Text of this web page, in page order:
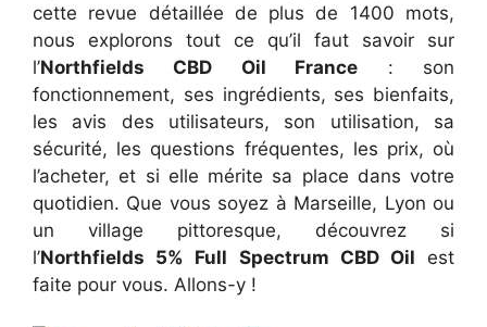
cette revue détaillée de plus de 1400 mots,
nous explorons tout ce qu’il faut savoir sur
l’Northfields CBD Oil France : son
fonctionnement, ses ingrédients, ses bienfaits,
les avis des utilisateurs, son utilisation, sa
sécurité, les questions fréquentes, les prix, où
l’acheter, et si elle mérite sa place dans votre
quotidien. Que vous soyez à Marseille, Lyon ou
un village pittoresque, découvrez si
l’Northfields 5% Full Spectrum CBD Oil est
faite pour vous. Allons-y !